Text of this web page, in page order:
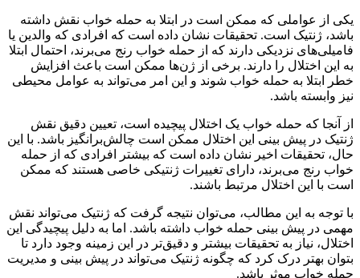
یکی از عواملی که ممکن است در ابتلا به حمله خواب نقش داشته
باشد، ژنتیک است. تحقیقات نشان داده است که افرادی که والدین یا
فامیلی‌های نزدیکی دارند که از حمله خواب رنج می‌برند، احتمال ابتلا
به این اختلال را دارند. برخی از ژن‌ها ممکن است باعث افزایش
خطر ابتلا به حمله خواب شوند و این امر می‌تواند به عوامل محیطی
نیز وابسته باشد.
از آنجا که حمله خواب یک اختلال پیچیده است، تعیین دقیق نقش
ژنتیک در پیش بینی این اختلال ممکن است چالش‌برانگیز باشد. با این
حال، تحقیقات اخیر نشان داده است که بیشتر افرادی که از حمله
خواب رنج می‌برند، دارای تغییرات ژنتیکی خاصی هستند که ممکن
است با این اختلال مرتبط باشند.
با توجه به این مطالب، می‌توان نتیجه گرفت که ژنتیک می‌تواند نقش
مهمی در پیش بینی حمله خواب داشته باشد. اما به دلیل پیچیدگی این
اختلال، نیاز به تحقیقات بیشتر و دقیق‌تر در این زمینه وجود دارد تا
بتوان بهتر درک کرد که چگونه ژنتیک می‌تواند در پیش بینی و مدیریت
حمله خواب موثر باشد.